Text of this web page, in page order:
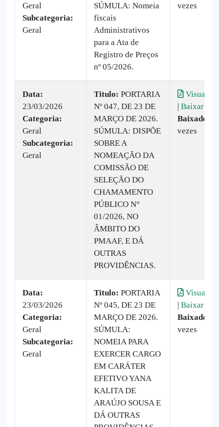
Geral
Subcategoria:
Geral
SÚMULA: Nomeia
fiscais
Administrativos
para a Ata de
Registro de Preços
nº 05/2026.
vezes
Data:
23/03/2026
Categoria:
Geral
Subcategoria:
Geral
Titulo: PORTARIA
Nº 047, DE 23 DE
MARÇO DE 2026.
SÚMULA: DISPÕE
SOBRE A
NOMEAÇÃO DA
COMISSÃO DE
SELEÇÃO DO
CHAMAMENTO
PÚBLICO N°
01/2026, NO
ÂMBITO DO
PMAAF, E DÁ
OUTRAS
PROVIDÊNCIAS.
| Baixar
Baixado:
vezes
Data:
23/03/2026
Categoria:
Geral
Subcategoria:
Geral
Titulo: PORTARIA
Nº 045, DE 23 DE
MARÇO DE 2026.
SÚMULA:
NOMEIA PARA
EXERCER CARGO
EM CARÁTER
EFETIVO YANA
KALITA DE
ARAÚJO SOUSA E
DÁ OUTRAS
| Baixar
Baixado:
vezes